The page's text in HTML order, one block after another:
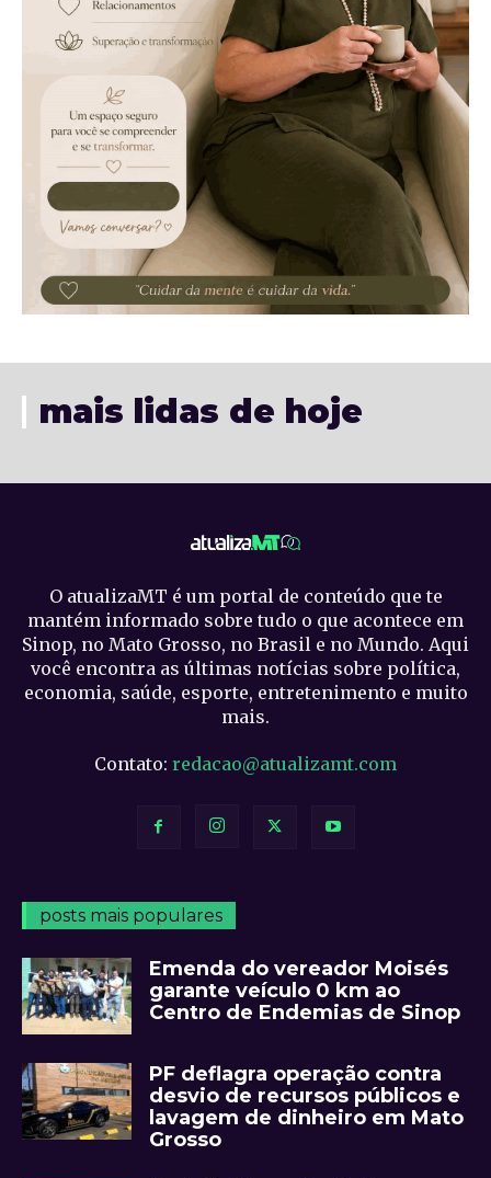
mais lidas de hoje
O atualizaMT é um portal de conteúdo que te
mantém informado sobre tudo o que acontece em
Sinop, no Mato Grosso, no Brasil e no Mundo. Aqui
você encontra as últimas notícias sobre política,
economia, saúde, esporte, entretenimento e muito
mais.
Contato: redacao@atualizamt.com
posts mais populares
Emenda do vereador Moisés
garante veículo 0 km ao
Centro de Endemias de Sinop
PF deflagra operação contra
desvio de recursos públicos e
lavagem de dinheiro em Mato
Grosso